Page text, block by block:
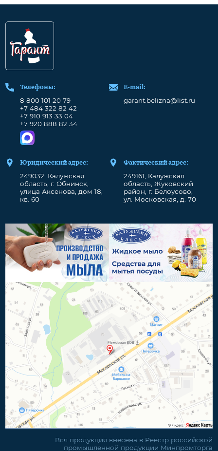
Телефоны:
8 800 101 20 79
+7 484 322 82 42
+7 910 913 33 04
+7 920 888 82 34
Е-mail:
garant.belizna@list.ru
Юридический адрес:
249032, Калужская
область, г. Обнинск,
улица Аксенова, дом 18,
кв. 60
Фактический адрес:
249161, Калужская
область, Жуковский
район, г. Белоусово,
ул. Московская, д. 70
Вся продукция внесена в Реестр российской
промышленной продукции Минпромторга